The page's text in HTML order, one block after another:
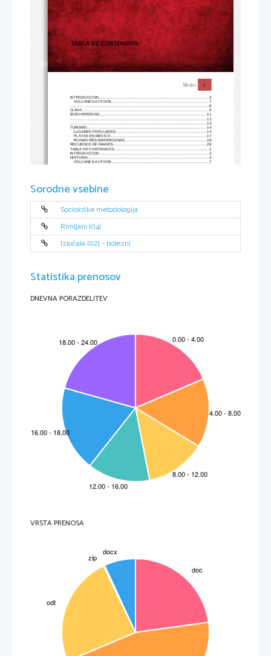
TABLA DE CONTENIDOS
Mexico 2
INTRODUCCION ...........................................................................................................3
VOLCANES ACTIVOS ...............................................................................................7
.......................................................................................................................................8
CLIMA............................................................................................................................9
BIODIVERSIDAD ........................................................................................................11
.....................................................................................................................................13
.....................................................................................................................................13
TURISMO ....................................................................................................................14
LUGARES POPULARES .........................................................................................14
PLAYAS EN MÉXICO..............................................................................................17
RUINAS MESOAMERICANAS................................................................................18
RECURSOS DE IMAGES...........................................................................................26
TABLA DE CONTENIDOS............................................................................................2
INTRODUCCION
..........................................................................................................3
HISTORIA......................................................................................................................4
VOLCANES ACTIVOS ..............................................................................................7
CLIMA
RUINAS MESOAMERICANAS
CULTURA....................................................................................................................
RECURSOS................................................................................................................24
Mexico
INTRODUCCION
En este trabajo de México, vamos que presentar las más importantes
temas del país. Vamos a presentar la historia, la geografía, el clima, el
turismo, la biodiversidad, la cultura z el capital del país, Ciudad de
México. Elegimos este tema, porque México es uno de más importantes
países en el mundo. También quisimos que supimos más de México.
Sorodne vsebine
Sociološka metodologija
Rimljani [04]
Izločala [02] - bolezni
Statistika prenosov
DNEVNA PORAZDELITEV
VRSTA PRENOSA